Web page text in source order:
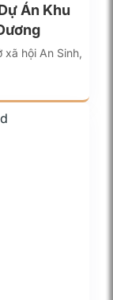
Án Khu
hội An Sinh,